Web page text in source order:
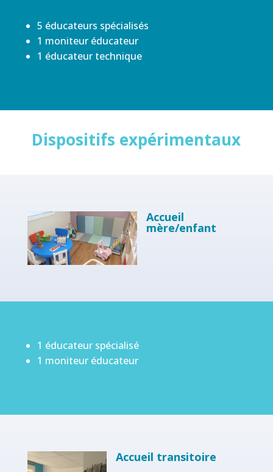
5 éducateurs spécialisés
1 moniteur éducateur
1 éducateur technique
Dispositifs expérimentaux
Accueil
mère/enfant
1 éducateur spécialisé
1 moniteur éducateur
Accueil transitoire